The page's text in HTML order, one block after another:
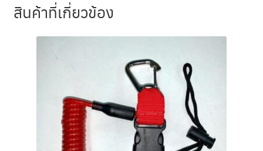
สินค้าที่เกี่ยวข้อง